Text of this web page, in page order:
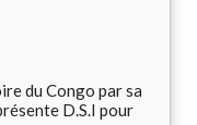
du Congo par sa
D.S.I pour